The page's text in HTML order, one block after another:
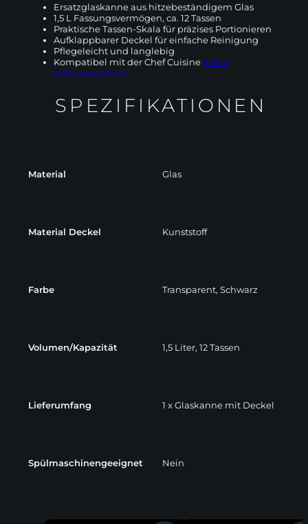
Ersatzglaskanne aus hitzebeständigem Glas
1,5 L Fassungsvermögen, ca. 12 Tassen
Praktische Tassen-Skala für präzises Portionieren
Aufklappbarer Deckel für einfache Reinigung
Pflegeleicht und langlebig
Kompatibel mit der Chef Cuisine Filter-
Kaffeemaschine
SPEZIFIKATIONEN
Material Glas
Material Deckel Kunststoff
Farbe Transparent, Schwarz
Volumen/Kapazität 1,5 Liter, 12 Tassen
Lieferumfang 1 x Glaskanne mit Deckel
Spülmaschinengeeignet Nein